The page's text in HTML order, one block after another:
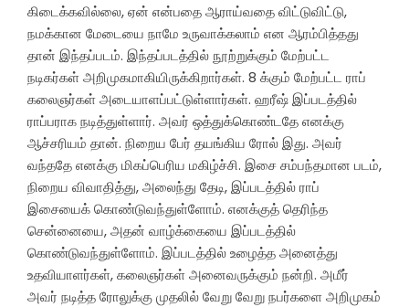
கிடைக்கவில்லை, ஏன் என்பதை ஆராய்வதை விட்டுவிட்டு,
நமக்கான மேடையை நாமே உருவாக்கலாம் என ஆரம்பித்தது
தான் இந்தப்படம். இந்தப்படத்தில் நூற்றுக்கும் மேற்பட்ட
நடிகர்கள் அறிமுகமாகியிருக்கிறார்கள். 8 க்கும் மேற்பட்ட ராப்
கலைஞர்கள் அடையாளப்பட்டுள்ளார்கள். ஹரீஷ் இப்படத்தில்
ராப்பராக நடித்துள்ளார். அவர் ஒத்துக்கொண்டதே எனக்கு
ஆச்சரியம் தான். நிறைய பேர் தயங்கிய ரோல் இது. அவர்
வந்ததே எனக்கு மிகப்பெரிய மகிழ்ச்சி. இசை சம்பந்தமான படம்,
நிறைய விவாதித்து, அலைந்து தேடி, இப்படத்தில் ராப்
இசையைக் கொண்டுவந்துள்ளோம். எனக்குத் தெரிந்த
சென்னையை, அதன் வாழ்க்கையை இப்படத்தில்
கொண்டுவந்துள்ளோம். இப்படத்தில் உழைத்த அனைத்து
உதவியாளர்கள், கலைஞர்கள் அனைவருக்கும் நன்றி. அமீர்
அவர் நடித்த ரோலுக்கு முதலில் வேறு வேறு நபர்களை அறிமுகம்